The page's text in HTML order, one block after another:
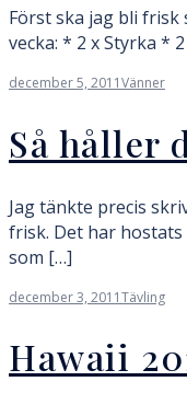
Först ska jag bli frisk
vecka: * 2 x Styrka *
december 5, 2011Vänner
Så håller
Jag tänkte precis
frisk. Det har
som […]
december 3, 2011Tävling
Hawaii